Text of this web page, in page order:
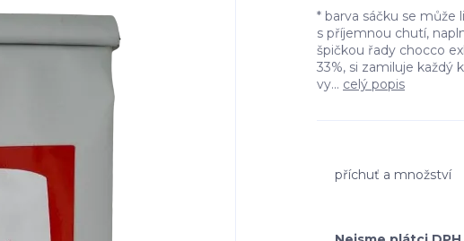
* barva sáčku se může
s příjemnou chutí,
špičkou řady chocco
33%, si zamiluje každý
vy... celý popis
příchuť a množství